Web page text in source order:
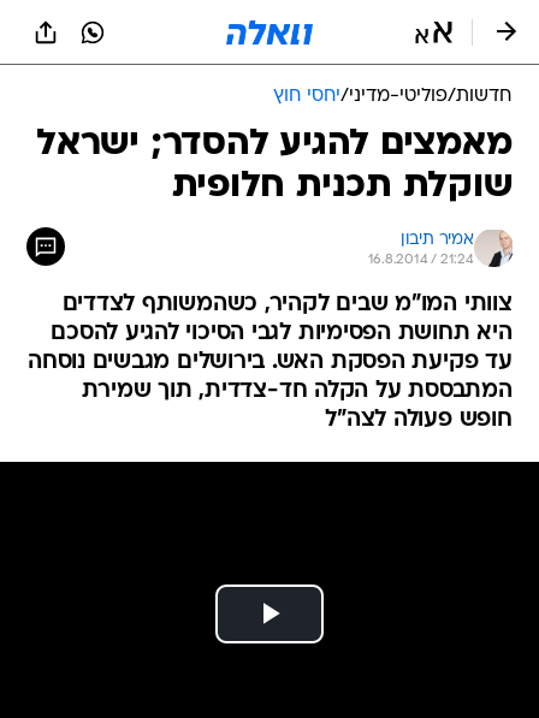
חדשות/פוליטי-מדיני/יחסי חוץ
מאמצים להגיע להסדר; ישראל
שוקלת תכנית חלופית
אמיר תיבון
16.8.2014 / 21:24
צוותי המו"מ שבים לקהיר, כשהמשותף לצדדים
היא תחושת הפסימיות לגבי הסיכוי להגיע להסכם
עד פקיעת הפסקת האש. בירושלים מגבשים נוסחה
המתבססת על הקלה חד-צדדית, תוך שמירת
חופש פעולה לצה"ל